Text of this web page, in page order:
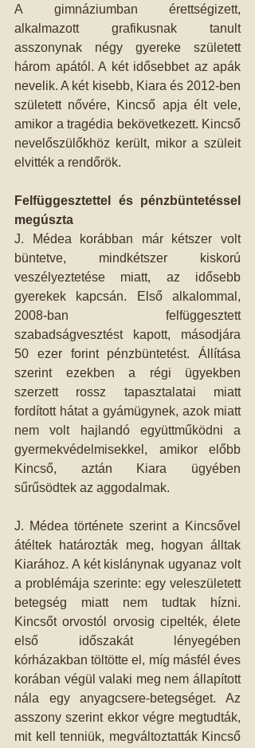
A gimnáziumban érettségizett,
alkalmazott grafikusnak tanult
asszonynak négy gyereke született
három apától. A két idősebbet az apák
nevelik. A két kisebb, Kiara és 2012-ben
született nővére, Kincső apja élt vele,
amikor a tragédia bekövetkezett. Kincső
nevelőszülőkhöz került, mikor a szüleit
elvitték a rendőrök.
Felfüggesztettel és pénzbüntetéssel
megúszta
J. Médea korábban már kétszer volt
büntetve, mindkétszer kiskorú
veszélyeztetése miatt, az idősebb
gyerekek kapcsán. Első alkalommal,
2008-ban felfüggesztett
szabadságvesztést kapott, másodjára
50 ezer forint pénzbüntetést. Állítása
szerint ezekben a régi ügyekben
szerzett rossz tapasztalatai miatt
fordított hátat a gyámügynek, azok miatt
nem volt hajlandó együttműködni a
gyermekvédelmisekkel, amikor előbb
Kincső, aztán Kiara ügyében
sűrűsödtek az aggodalmak.
J. Médea története szerint a Kincsővel
átéltek határozták meg, hogyan álltak
Kiarához. A két kislánynak ugyanaz volt
a problémája szerinte: egy veleszületett
betegség miatt nem tudtak hízni.
Kincsőt orvostól orvosig cipelték, élete
első időszakát lényegében
kórházakban töltötte el, míg másfél éves
korában végül valaki meg nem állapított
nála egy anyagcsere-betegséget. Az
asszony szerint ekkor végre megtudták,
mit kell tenniük, megváltoztatták Kincső